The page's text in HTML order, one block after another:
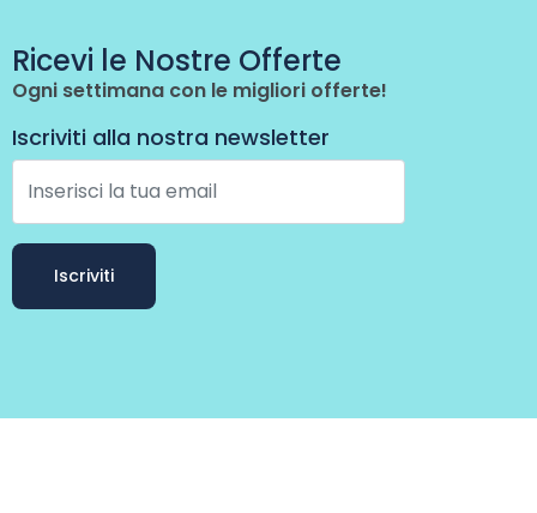
Ricevi le Nostre Offerte
Ogni settimana con le migliori offerte!
Iscriviti alla nostra newsletter